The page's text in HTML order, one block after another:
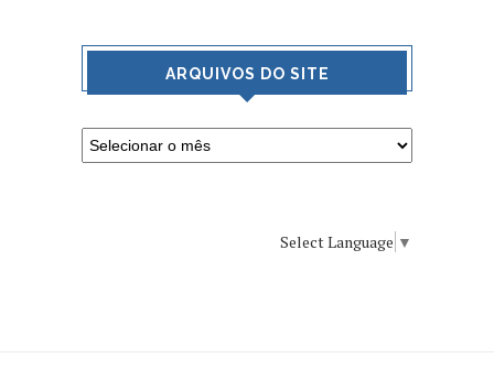
ARQUIVOS DO SITE
Select Language ▼